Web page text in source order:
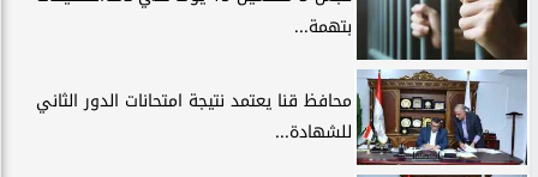
بتهمة...
محافظ قنا يعتمد نتيجة امتحانات الدور الثاني
للشهادة...